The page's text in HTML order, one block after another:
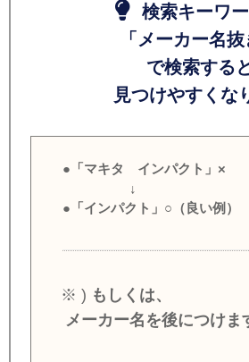
検索キーワ
「メーカー名抜
で検索する
見つけやすくな
●「マキタ インパクト」×
↓
●「インパクト」○（良い例）
※ ) もしくは、
メーカー名を後につけま